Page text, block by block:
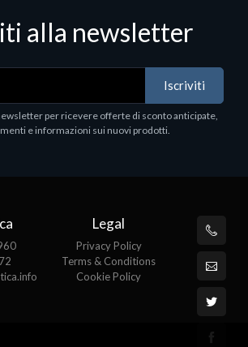
NVMe SSD
- SSD - 2 TB - interno - M.2
(NVMe) - dissipatore integrato -
alla newsletter
Iscriviti
per ricevere offerte di sconto anticipate,
e informazioni sui nuovi prodotti.
Legal
Privacy Policy
Terms & Conditions
Cookie Policy